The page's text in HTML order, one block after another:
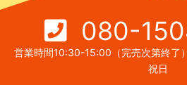
080-
営業時間10:30-15:00（完売次第終了
祝日